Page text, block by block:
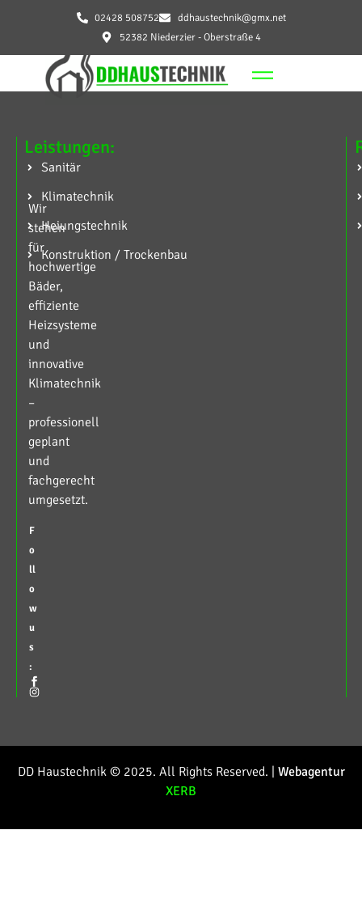
02428 508752
ddhaustechnik@gmx.net
52382 Niederzier - Oberstraße 4
Wir
stehen
für
hochwertige
Bäder,
effiziente
Heizsysteme
und
innovative
Klimatechnik
–
professionell
geplant
und
fachgerecht
umgesetzt.
F
o
ll
o
w
u
s
:
Leistungen:
Sanitär
Klimatechnik
Heiungstechnik
Konstruktion / Trockenbau
DD Haustechnik © 2025. All Rights Reserved. | Webagentur
XERB